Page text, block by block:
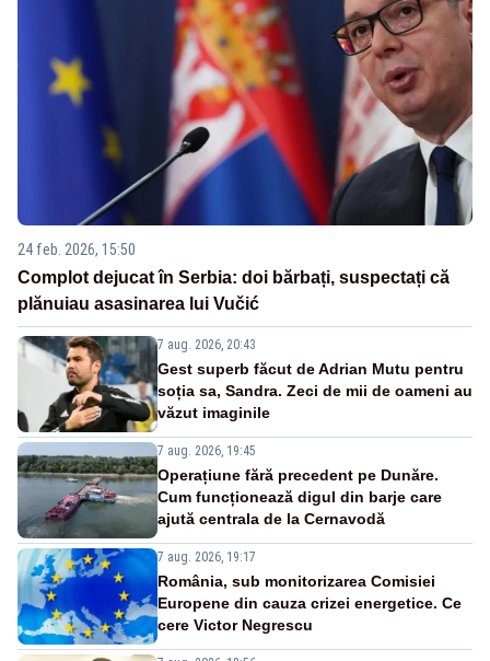
24 feb. 2026, 15:50
Complot dejucat în Serbia: doi bărbați, suspectați că
plănuiau asasinarea lui Vučić
7 aug. 2026, 20:43
Gest superb făcut de Adrian Mutu pentru
soția sa, Sandra. Zeci de mii de oameni au
văzut imaginile
7 aug. 2026, 19:45
Operațiune fără precedent pe Dunăre.
Cum funcționează digul din barje care
ajută centrala de la Cernavodă
7 aug. 2026, 19:17
România, sub monitorizarea Comisiei
Europene din cauza crizei energetice. Ce
cere Victor Negrescu